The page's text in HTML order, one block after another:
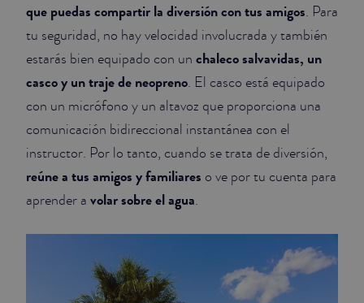
que puedas compartir la diversión con tus amigos. Para
tu seguridad, no hay velocidad involucrada y también
estarás bien equipado con un chaleco salvavidas, un
casco y un traje de neopreno. El casco está equipado
con un micrófono y un altavoz que proporciona una
comunicación bidireccional instantánea con el
instructor. Por lo tanto, cuando se trata de diversión,
reúne a tus amigos y familiares o ve por tu cuenta para
aprender a volar sobre el agua.